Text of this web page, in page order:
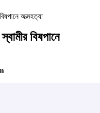
আত্মহত্যা
বিষপানে